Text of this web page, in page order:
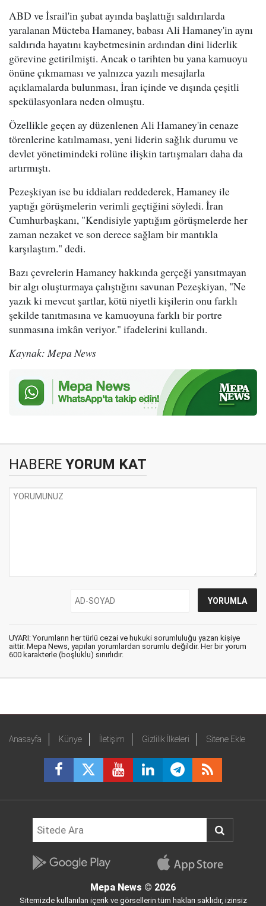
ABD ve İsrail'in şubat ayında başlattığı saldırılarda
yaralanan Mücteba Hamaney, babası Ali Hamaney'in aynı
saldırıda hayatını kaybetmesinin ardından dini liderlik
görevine getirilmişti. Ancak o tarihten bu yana kamuoyu
önüne çıkmaması ve yalnızca yazılı mesajlarla
açıklamalarda bulunması, İran içinde ve dışında çeşitli
spekülasyonlara neden olmuştu.
Özellikle geçen ay düzenlenen Ali Hamaney'in cenaze
törenlerine katılmaması, yeni liderin sağlık durumu ve
devlet yönetimindeki rolüne ilişkin tartışmaları daha da
artırmıştı.
Pezeşkiyan ise bu iddiaları reddederek, Hamaney ile
yaptığı görüşmelerin verimli geçtiğini söyledi. İran
Cumhurbaşkanı, "Kendisiyle yaptığım görüşmelerde her
zaman nezaket ve son derece sağlam bir mantıkla
karşılaştım." dedi.
Bazı çevrelerin Hamaney hakkında gerçeği yansıtmayan
bir algı oluşturmaya çalıştığını savunan Pezeşkiyan, "Ne
yazık ki mevcut şartlar, kötü niyetli kişilerin onu farklı
şekilde tanıtmasına ve kamuoyuna farklı bir portre
sunmasına imkân veriyor." ifadelerini kullandı.
Kaynak: Mepa News
HABERE YORUM KAT
UYARI: Yorumların her türlü cezai ve hukuki sorumluluğu yazan kişiye
aittir. Mepa News, yapılan yorumlardan sorumlu değildir. Her bir yorum
600 karakterle (boşluklu) sınırlıdır.
Anasayfa Künye İletişim Gizlilik İlkeleri Sitene Ekle
Mepa News © 2026
Sitemizde kullanılan içerik ve görsellerin tüm hakları saklıdır, izinsiz